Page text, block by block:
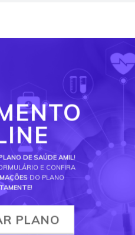
DE SAÚDE AMIL!
E CONFIRA
DO PLANO
!
PLANO